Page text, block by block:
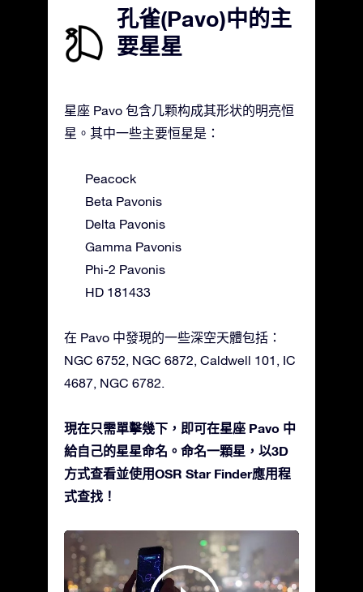
孔雀(Pavo)中的主
要星星
星座 Pavo 包含几颗构成其形状的明亮恒
星。其中一些主要恒星是：
Peacock
Beta Pavonis
Delta Pavonis
Gamma Pavonis
Phi-2 Pavonis
HD 181433
在 Pavo 中發現的一些深空天體包括：
NGC 6752, NGC 6872, Caldwell 101, IC
4687, NGC 6782.
現在只需單擊幾下，即可在星座 Pavo 中
給自己的星星命名。命名一顆星，以3D
方式查看並使用OSR Star Finder應用程
式查找！